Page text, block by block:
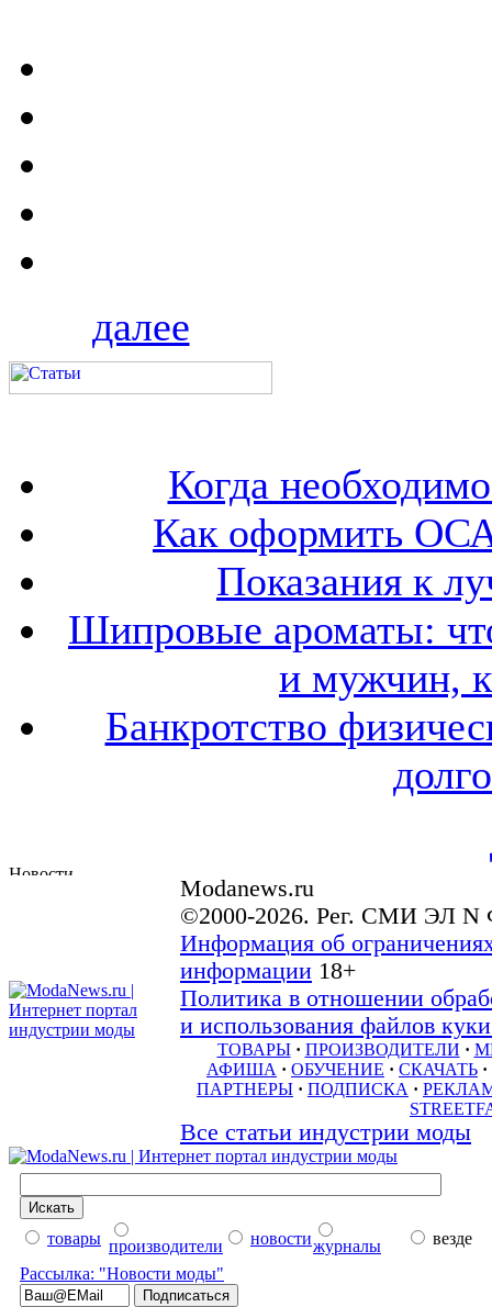
далее
Когда
Как оформить
Показания к
Шипровые ароматы:
и мужчин,
Банкротство
Modanews.ru
©2000-2026. Рег. СМИ ЭЛ N
Информация об
информации 18+
Политика в отношении
и использования файлов
ТОВАРЫ · ПРОИЗВОДИТЕЛИ ·
АФИША · ОБУЧЕНИЕ · СКАЧАТЬ ·
ПАРТНЕРЫ · ПОДПИСКА ·
Все статьи индустрии моды
товары производители новостижурналы
везде
Рассылка: "Новости моды"